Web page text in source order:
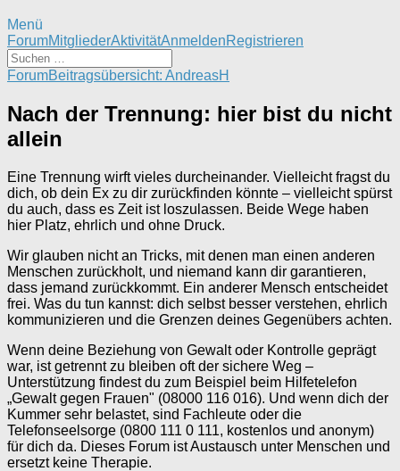
Menü
Forum-
Navigation
ForumMitgliederAktivitätAnmeldenRegistrieren
Forum-
-
Du
bist
ForumBeitragsübersicht: AndreasH
Nach der Trennung: hier bist du nicht
allein
Eine Trennung wirft vieles durcheinander. Vielleicht fragst du
dich, ob dein Ex zu dir zurückfinden könnte – vielleicht spürst
du auch, dass es Zeit ist loszulassen. Beide Wege haben
hier Platz, ehrlich und ohne Druck.
Wir glauben nicht an Tricks, mit denen man einen anderen
Menschen zurückholt, und niemand kann dir garantieren,
dass jemand zurückkommt. Ein anderer Mensch entscheidet
frei. Was du tun kannst: dich selbst besser verstehen, ehrlich
kommunizieren und die Grenzen deines Gegenübers achten.
Wenn deine Beziehung von Gewalt oder Kontrolle geprägt
war, ist getrennt zu bleiben oft der sichere Weg –
Unterstützung findest du zum Beispiel beim Hilfetelefon
„Gewalt gegen Frauen" (08000 116 016). Und wenn dich der
Kummer sehr belastet, sind Fachleute oder die
Telefonseelsorge (0800 111 0 111, kostenlos und anonym)
für dich da. Dieses Forum ist Austausch unter Menschen und
ersetzt keine Therapie.